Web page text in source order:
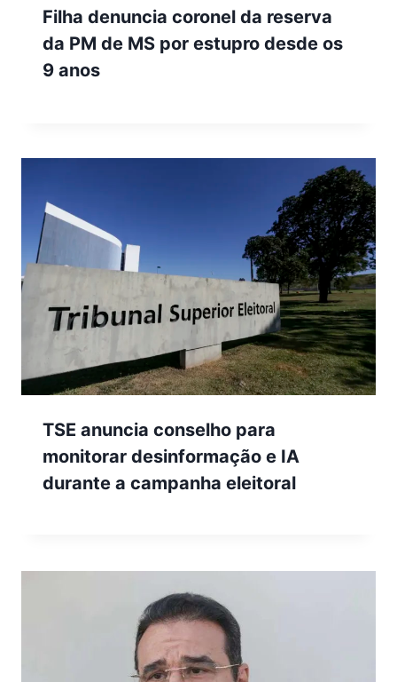
Filha denuncia coronel da reserva
da PM de MS por estupro desde os
9 anos
TSE anuncia conselho para
monitorar desinformação e IA
durante a campanha eleitoral